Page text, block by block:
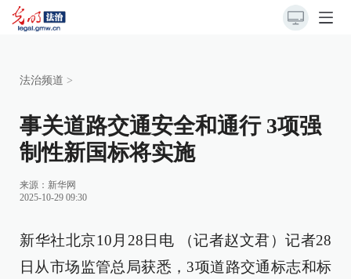
法治频道 >
事关道路交通安全和通行 3项强
制性新国标将实施
来源： 新华网
2025-10-29 09:30
新华社北京10月28日电 （记者赵文君）记者28
日从市场监管总局获悉，3项道路交通标志和标